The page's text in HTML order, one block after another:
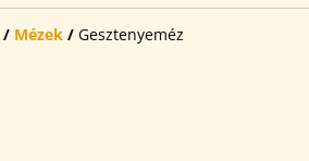
/ Mézek / Gesztenyeméz